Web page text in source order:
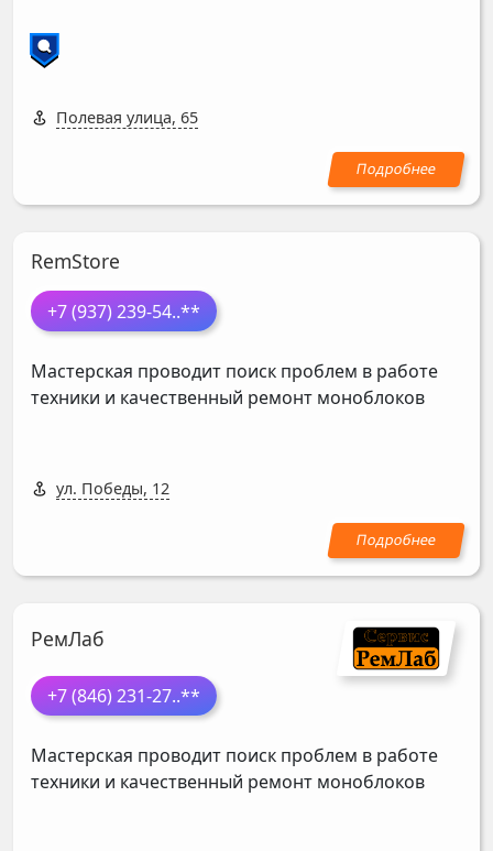
Полевая улица, 65
RemStore
+7 (937) 239-54..**
Мастерская проводит поиск проблем в работе
техники и качественный ремонт моноблоков
ул. Победы, 12
РемЛаб
+7 (846) 231-27..**
Мастерская проводит поиск проблем в работе
техники и качественный ремонт моноблоков